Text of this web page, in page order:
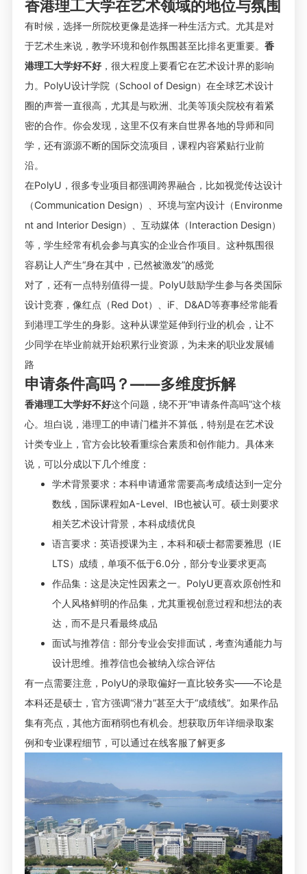
香港理工大学在艺术领域的地位与氛围
有时候，选择一所院校更像是选择一种生活方式。尤其是对
于艺术生来说，教学环境和创作氛围甚至比排名更重要。 香
港理工大学好不好，很大程度上要看它在艺术设计界的影响
力。PolyU设计学院（School of Design）在全球艺术设计
圈的声誉一直很高，尤其是与欧洲、北美等顶尖院校有着紧
密的合作。你会发现，这里不仅有来自世界各地的导师和同
学，还有源源不断的国际交流项目，课程内容紧贴行业前
沿。
在PolyU，很多专业项目都强调跨界融合，比如视觉传达设计
（Communication Design）、环境与室内设计（Environme
nt and Interior Design）、互动媒体（Interaction Design）
等，学生经常有机会参与真实的企业合作项目。这种氛围很
容易让人产生“身在其中，已然被激发”的感觉
对了，还有一点特别值得一提。PolyU鼓励学生参与各类国际
设计竞赛，像红点（Red Dot）、iF、D&AD等赛事经常能看
到港理工学生的身影。这种从课堂延伸到行业的机会，让不
少同学在毕业前就开始积累行业资源，为未来的职业发展铺
路
申请条件高吗？——多维度拆解
香港理工大学好不好这个问题，绕不开“申请条件高吗”这个核
心。坦白说，港理工的申请门槛并不算低，特别是在艺术设
计类专业上，官方会比较看重综合素质和创作能力。具体来
说，可以分成以下几个维度：
学术背景要求：本科申请通常需要高考成绩达到一定分
数线，国际课程如A-Level、IB也被认可。硕士则要求
相关艺术设计背景，本科成绩优良
语言要求：英语授课为主，本科和硕士都需要雅思（IE
LTS）成绩，单项不低于6.0分，部分专业要求更高
作品集：这是决定性因素之一。PolyU更喜欢原创性和
个人风格鲜明的作品集，尤其重视创意过程和想法的表
达，而不是只看最终成品
面试与推荐信：部分专业会安排面试，考查沟通能力与
设计思维。推荐信也会被纳入综合评估
有一点需要注意，PolyU的录取偏好一直比较务实——不论是
本科还是硕士，官方强调“潜力”甚至大于“成绩线”。如果作品
集有亮点，其他方面稍弱也有机会。想获取历年详细录取案
例和专业课程细节，可以通过在线客服了解更多